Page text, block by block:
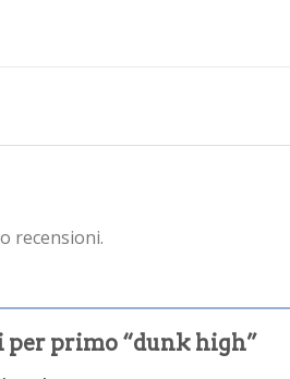
recensioni.
per primo “dunk high”